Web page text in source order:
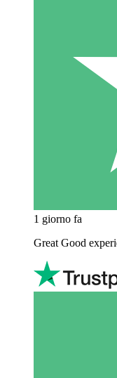
1 giorno fa
Great Good